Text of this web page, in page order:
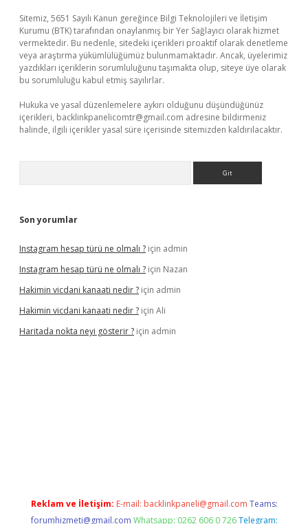
Sitemiz, 5651 Sayılı Kanun gereğince Bilgi Teknolojileri ve İletişim
Kurumu (BTK) tarafından onaylanmış bir Yer Sağlayıcı olarak hizmet
vermektedir. Bu nedenle, sitedeki içerikleri proaktif olarak denetleme
veya araştırma yükümlülüğümüz bulunmamaktadır. Ancak, üyelerimiz
yazdıkları içeriklerin sorumluluğunu taşımakta olup, siteye üye olarak
bu sorumluluğu kabul etmiş sayılırlar.
Hukuka ve yasal düzenlemelere aykırı olduğunu düşündüğünüz
içerikleri, backlinkpanelicomtr@gmail.com adresine bildirmeniz
halinde, ilgili içerikler yasal süre içerisinde sitemizden kaldırılacaktır.
Son yorumlar
Instagram hesap türü ne olmalı ? için admin
Instagram hesap türü ne olmalı ? için Nazan
Hakimin vicdani kanaati nedir ? için admin
Hakimin vicdani kanaati nedir ? için Ali
Haritada nokta neyi gösterir ? için admin
Reklam ve İletişim: E-mail: backlinkpaneli@gmail.com Teams:
forumhizmeti@gmail.com Whatsapp: 0262 606 0 726 Telegram: